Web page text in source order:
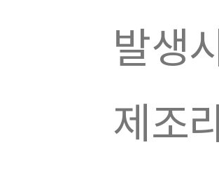
발생
제조